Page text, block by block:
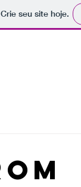
seu site hoje.